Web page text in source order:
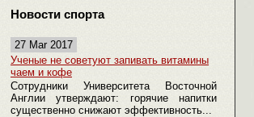
Новости спорта
27 Mar 2017
Ученые не советуют запивать витамины
чаем и кофе
Сотрудники Университета Восточной
Англии утверждают: горячие напитки
существенно снижают эффективность...